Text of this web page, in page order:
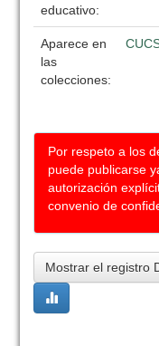
educativo:
Aparece en
las
colecciones:
Por respeto a los
puede publicarse
autorización
convenio de
Mostrar el registro